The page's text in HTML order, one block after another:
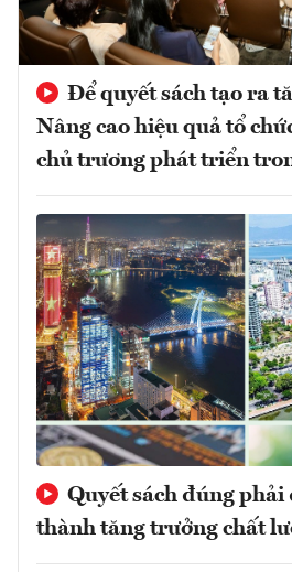
Để quyết sách tạo ra
Nâng cao hiệu quả tổ
chủ trương phát triển
Quyết sách đúng phải
thành tăng trưởng chất